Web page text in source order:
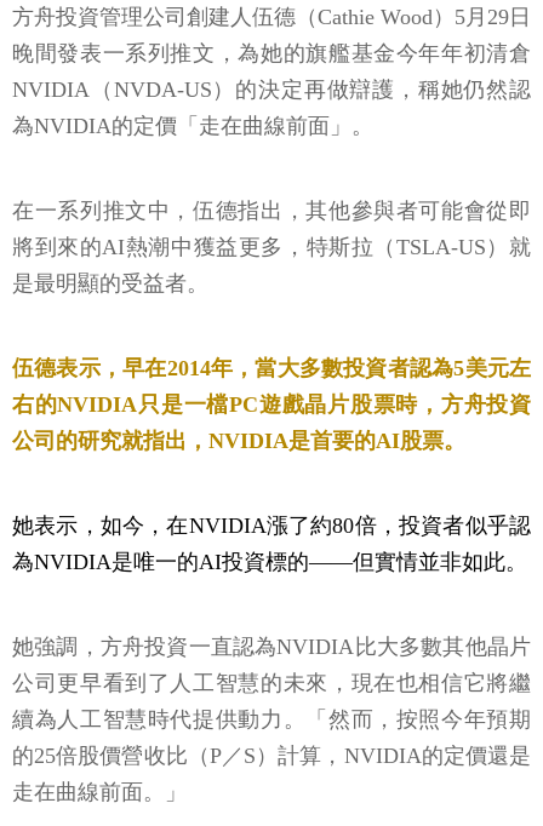
方舟投資管理公司創建人伍德（Cathie Wood）5月29日
晚間發表一系列推文，為她的旗艦基金今年年初清倉
NVIDIA（NVDA-US）的決定再做辯護，稱她仍然認
為NVIDIA的定價「走在曲線前面」。
在一系列推文中，伍德指出，其他參與者可能會從即
將到來的AI熱潮中獲益更多，特斯拉（TSLA-US）就
是最明顯的受益者。
伍德表示，早在2014年，當大多數投資者認為5美元左
右的NVIDIA只是一檔PC遊戲晶片股票時，方舟投資
公司的研究就指出，NVIDIA是首要的AI股票。
她表示，如今，在NVIDIA漲了約80倍，投資者似乎認
為NVIDIA是唯一的AI投資標的——但實情並非如此。
她強調，方舟投資一直認為NVIDIA比大多數其他晶片
公司更早看到了人工智慧的未來，現在也相信它將繼
續為人工智慧時代提供動力。「然而，按照今年預期
的25倍股價營收比（P／S）計算，NVIDIA的定價還是
走在曲線前面。」